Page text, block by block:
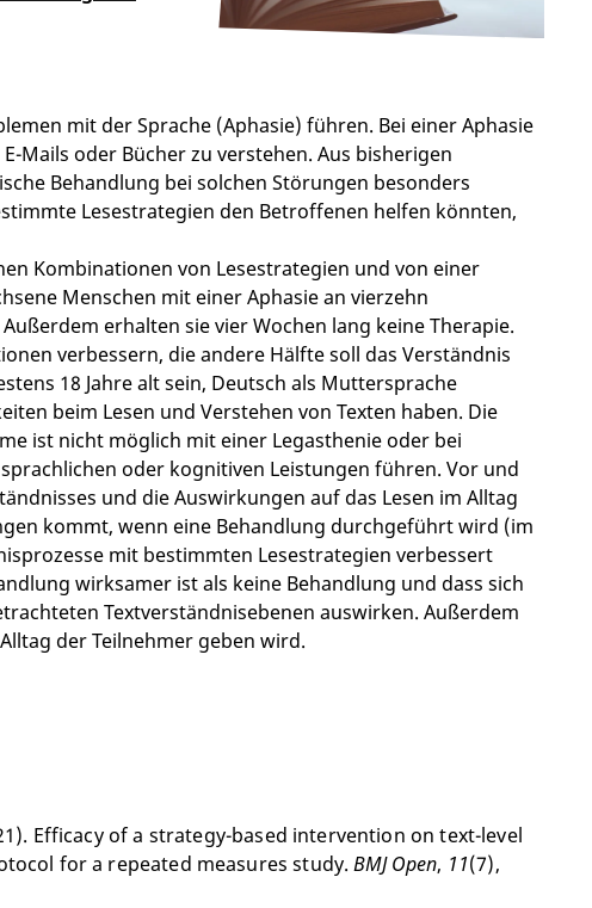
mit der Sprache (Aphasie) führen. Bei einer Aphasie
Mails oder Bücher zu verstehen. Aus bisherigen
Behandlung bei solchen Störungen besonders
Lesestrategien den Betroffenen helfen könnten,
Kombinationen von Lesestrategien und von einer
Menschen mit einer Aphasie an vierzehn
erhalten sie vier Wochen lang keine Therapie.
verbessern, die andere Hälfte soll das Verständnis
18 Jahre alt sein, Deutsch als Muttersprache
beim Lesen und Verstehen von Texten haben. Die
ist nicht möglich mit einer Legasthenie oder bei
oder kognitiven Leistungen führen. Vor und
und die Auswirkungen auf das Lesen im Alltag
kommt, wenn eine Behandlung durchgeführt wird (im
mit bestimmten Lesestrategien verbessert
wirksamer ist als keine Behandlung und dass sich
Textverständnisebenen auswirken. Außerdem
der Teilnehmer geben wird.
Efficacy of a strategy-based intervention on text-level
for a repeated measures study.BMJ Open, 11(7),